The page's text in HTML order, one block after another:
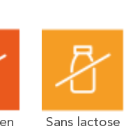
Sans lactose